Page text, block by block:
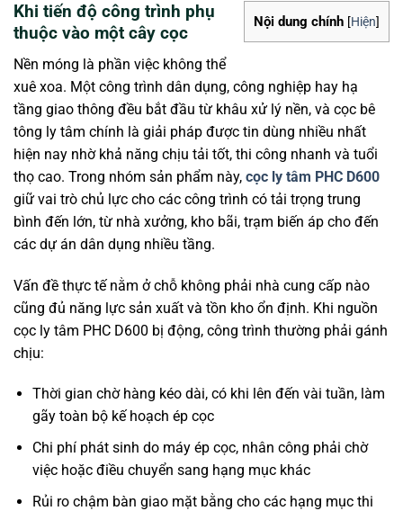
Nội dung chính [Hiện]
Khi tiến độ công trình phụ
thuộc vào một cây cọc
Nền móng là phần việc không thể
xuê xoa. Một công trình dân dụng, công nghiệp hay hạ
tầng giao thông đều bắt đầu từ khâu xử lý nền, và cọc bê
tông ly tâm chính là giải pháp được tin dùng nhiều nhất
hiện nay nhờ khả năng chịu tải tốt, thi công nhanh và tuổi
thọ cao. Trong nhóm sản phẩm này, cọc ly tâm PHC D600
giữ vai trò chủ lực cho các công trình có tải trọng trung
bình đến lớn, từ nhà xưởng, kho bãi, trạm biến áp cho đến
các dự án dân dụng nhiều tầng.
Vấn đề thực tế nằm ở chỗ không phải nhà cung cấp nào
cũng đủ năng lực sản xuất và tồn kho ổn định. Khi nguồn
cọc ly tâm PHC D600 bị động, công trình thường phải gánh
chịu:
Thời gian chờ hàng kéo dài, có khi lên đến vài tuần, làm
gãy toàn bộ kế hoạch ép cọc
Chi phí phát sinh do máy ép cọc, nhân công phải chờ
việc hoặc điều chuyển sang hạng mục khác
Rủi ro chậm bàn giao mặt bằng cho các hạng mục thi